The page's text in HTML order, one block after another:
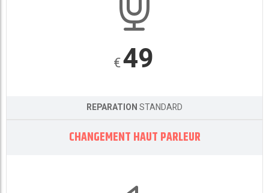
€49
REPARATIONSTANDARD
CHANGEMENT HAUT PARLEUR